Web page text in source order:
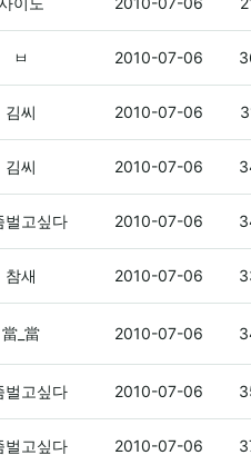
ㅂ 2010-07-06
(2)
김씨 2010-07-06
(1)
김씨 2010-07-06
(3)
벌고싶다 2010-07-06
참새 2010-07-06
가 그 유명한 오리넷인가요?
當_當 2010-07-06
(4)
벌고싶다 2010-07-06
(2)
벌고싶다 2010-07-06